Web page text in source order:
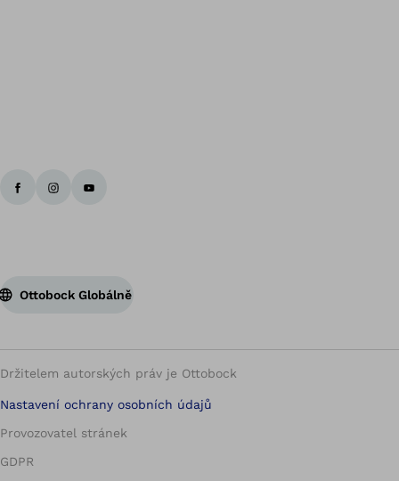
Ottobock Globálně
Držitelem autorských práv je Ottobock
Nastavení ochrany osobních údajů
Provozovatel stránek
GDPR